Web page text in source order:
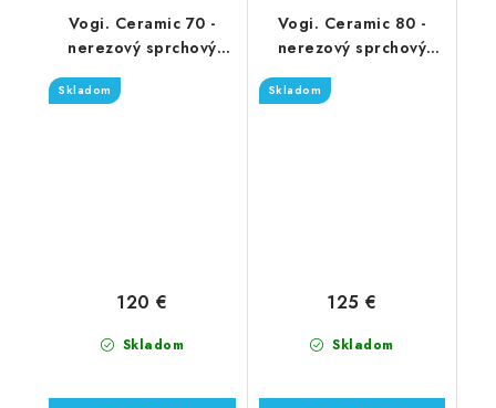
Vogi. Ceramic 70 -
nerezový sprchový
Skladom
Skladom
120 €
Vogi. Ceramic 80 -
nerezový sprchový
Skladom
Skladom
125 €